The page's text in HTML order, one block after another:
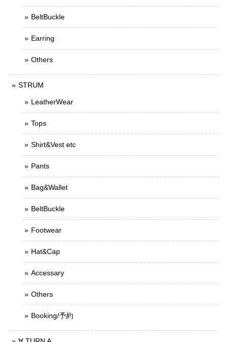
BeltBuckle
Earring
Others
STRUM
LeatherWear
Tops
Shirt&Vest etc
Pants
Bag&Wallet
BeltBuckle
Footwear
Hat&Cap
Accessary
Others
Booking/予約